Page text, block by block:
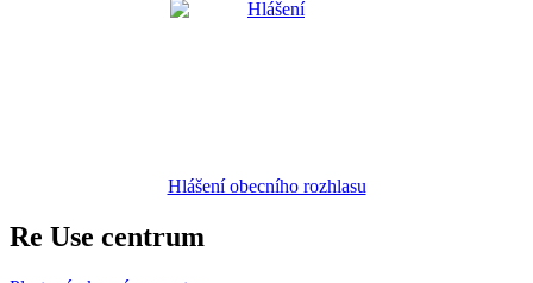
Hlášení obecního rozhlasu
Re Use centrum